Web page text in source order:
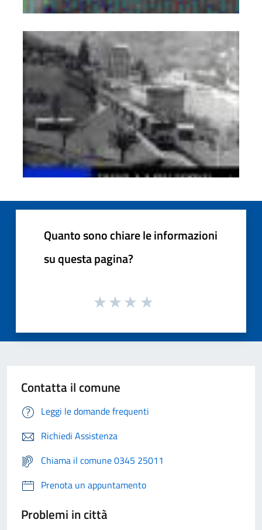
La ferrovia
Quanto sono chiare le informazioni
su questa pagina?
Contatta il comune
Leggi le domande frequenti
Richiedi Assistenza
Chiama il comune 0345 25011
Prenota un appuntamento
Problemi in città